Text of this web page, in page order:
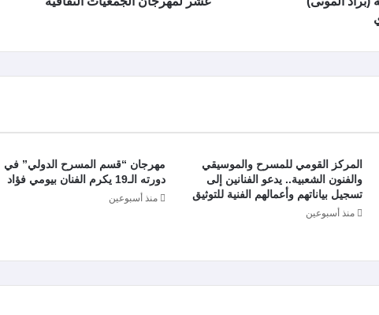
المركز القومي للمسرح والموسيقي
والفنون الشعبية.. يدعو الفنانين إلى
تسجيل بياناتهم وأعمالهم الفنية للتوثيق
منذ أسبوعين
مهرجان “قسم المسرح الدولي” في
دورته الـ19 يكرم الفنان بيومي فؤاد
منذ أسبوعين